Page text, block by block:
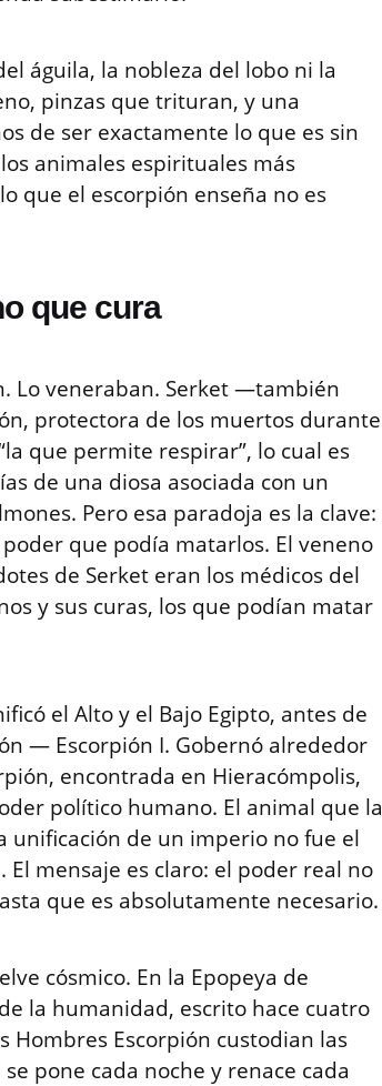
águila, la nobleza del lobo ni la
pinzas que trituran, y una
de ser exactamente lo que es sin
animales espirituales más
que el escorpión enseña no es
que cura
Lo veneraban. Serket —también
protectora de los muertos durante
que permite respirar”, lo cual es
de una diosa asociada con un
Pero esa paradoja es la clave:
que podía matarlos. El veneno
de Serket eran los médicos del
y sus curas, los que podían matar
el Alto y el Bajo Egipto, antes de
— Escorpión I. Gobernó alrededor
encontrada en Hieracómpolis,
político humano. El animal que la
unificación de un imperio no fue el
El mensaje es claro: el poder real no
que es absolutamente necesario.
cósmico. En la Epopeya de
la humanidad, escrito hace cuatro
Escorpión custodian las
pone cada noche y renace cada